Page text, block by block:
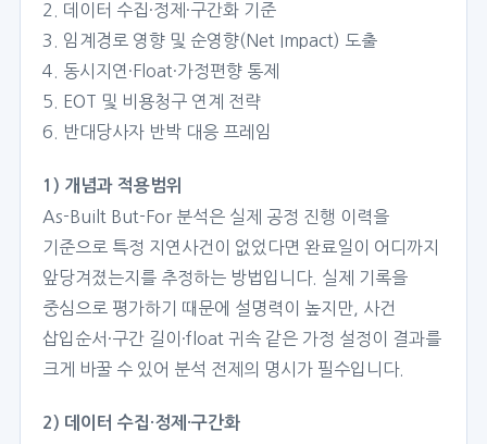
2. 데이터 수집·정제·구간화 기준
3. 임계경로 영향 및 순영향(Net Impact) 도출
4. 동시지연·Float·가정편향 통제
5. EOT 및 비용청구 연계 전략
6. 반대당사자 반박 대응 프레임
1) 개념과 적용범위
As-Built But-For 분석은 실제 공정 진행 이력을
기준으로 특정 지연사건이 없었다면 완료일이 어디까지
앞당겨졌는지를 추정하는 방법입니다. 실제 기록을
중심으로 평가하기 때문에 설명력이 높지만, 사건
삽입순서·구간 길이·float 귀속 같은 가정 설정이 결과를
크게 바꿀 수 있어 분석 전제의 명시가 필수입니다.
2) 데이터 수집·정제·구간화